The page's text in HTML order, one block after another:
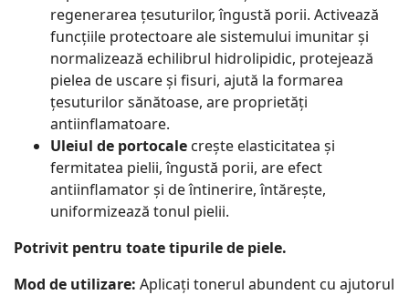
regenerarea țesuturilor, îngustă porii. Activează
funcțiile protectoare ale sistemului imunitar și
normalizează echilibrul hidrolipidic, protejează
pielea de uscare și fisuri, ajută la formarea
țesuturilor sănătoase, are proprietăți
antiinflamatoare.
Uleiul de portocale crește elasticitatea și
fermitatea pielii, îngustă porii, are efect
antiinflamator și de întinerire, întărește,
uniformizează tonul pielii.
Potrivit pentru toate tipurile de piele.
Mod de utilizare: Aplicați tonerul abundent cu ajutorul